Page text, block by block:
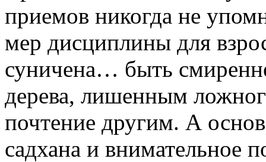
приемов никогда не
мер дисциплины для
суничена… быть
дерева, лишенным
почтение другим. А
садхана и внимательное